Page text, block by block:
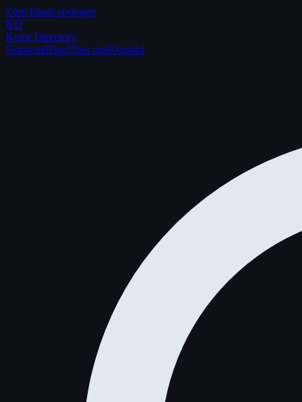
Zum Inhalt springen
KD
Kotor Directory
StartseiteBlogÜber unsKontakt